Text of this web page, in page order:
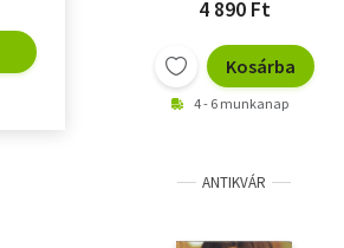
4 890 Ft
Kosárba
4 - 6 munkanap
ANTIKVÁR